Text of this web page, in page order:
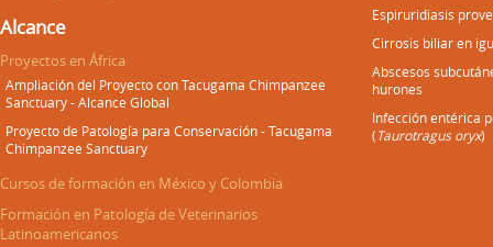
Alcance
Proyectos en África
Ampliación del Proyecto con Tacugama Chimpanzee
Sanctuary - Alcance Global
Proyecto de Patología para Conservación - Tacugama
Chimpanzee Sanctuary
Cursos de formación en México y Colombia
Formación en Patología de Veterinarios
Latinoamericanos
Espiruridiasis
Cirrosis biliar en
Abscesos
hurones
Infección entérica
(Taurotragus oryx)